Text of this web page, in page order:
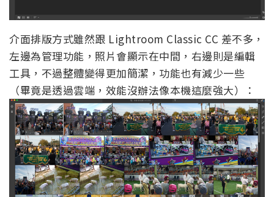
介面排版方式雖然跟 Lightroom Classic CC 差不多，
左邊為管理功能，照片會顯示在中間，右邊則是編輯
工具，不過整體變得更加簡潔，功能也有減少一些
（畢竟是透過雲端，效能沒辦法像本機這麼強大）：